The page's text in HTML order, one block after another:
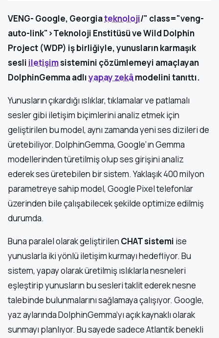
VENG- Google, Georgiateknoloji/" class="veng-
auto-link">Teknoloji Enstitüsü ve Wild Dolphin
Project (WDP) iş birliğiyle, yunusların karmaşık
sesli iletişimsistemini çözümlemeyi amaçlayan
DolphinGemma adlıyapay zekâmodelini tanıttı.
Yunusların çıkardığı ıslıklar, tıklamalar ve patlamalı
sesler gibi iletişim biçimlerini analiz etmek için
geliştirilen bu model, aynı zamanda yeni ses dizileri de
üretebiliyor. DolphinGemma, Google’ın Gemma
modellerinden türetilmiş olup ses girişini analiz
ederek ses üretebilen bir sistem. Yaklaşık 400 milyon
parametreye sahip model, Google Pixel telefonlar
üzerinden bile çalışabilecek şekilde optimize edilmiş
durumda.
Buna paralel olarak geliştirilen CHAT sistemi ise
yunuslarla iki yönlü iletişim kurmayı hedefliyor. Bu
sistem, yapay olarak üretilmiş ıslıklarla nesneleri
eşleştirip yunusların bu sesleri taklit ederek nesne
talebinde bulunmalarını sağlamaya çalışıyor. Google,
yaz aylarında DolphinGemma’yı açık kaynaklı olarak
sunmayı planlıyor. Bu sayede sadece Atlantik benekli